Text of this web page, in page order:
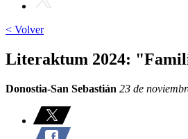
< Volver
Literaktum 2024:
Donostia-San Sebastián 23 de